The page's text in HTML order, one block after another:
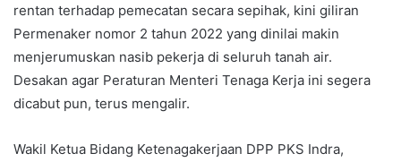
rentan terhadap pemecatan secara sepihak, kini giliran
Permenaker nomor 2 tahun 2022 yang dinilai makin
menjerumuskan nasib pekerja di seluruh tanah air.
Desakan agar Peraturan Menteri Tenaga Kerja ini segera
dicabut pun, terus mengalir.
Wakil Ketua Bidang Ketenagakerjaan DPP PKS Indra,